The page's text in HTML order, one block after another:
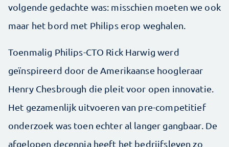
volgende gedachte was: misschien moeten we ook
maar het bord met Philips erop weghalen.
Toenmalig Philips-CTO Rick Harwig werd
geïnspireerd door de Amerikaanse hoogleraar
Henry Chesbrough die pleit voor open innovatie.
Het gezamenlijk uitvoeren van pre-competitief
onderzoek was toen echter al langer gangbaar. De
afgelopen decennia heeft het bedrijfsleven zo